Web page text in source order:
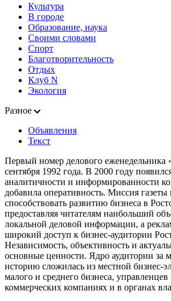
Культура
В городе
Образование, наука
Своими словами
Спорт
Благотворительность
Отдых
Клуб N
Экология
Разное
Объявления
Текст
Первый номер делового еженедельника
сентября 1992 года. В 2000 году
аналитичности и информированности
добавила оперативность. Миссия
способствовать развитию бизнеса в
предоставляя читателям наибольший
локальной деловой информации, а
широкий доступ к бизнес-аудитории
Независимость, объективность и
основные ценности. Ядро аудитории за
историю сложилась из местной бизнес-
малого и среднего бизнеса, управленцев
коммерческих компаниях и в органах